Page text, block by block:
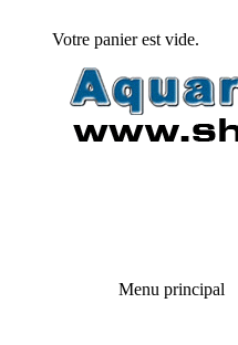
Votre panier est vide.
Menu principal